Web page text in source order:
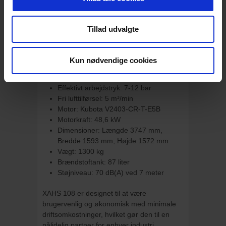
Tillad udvalgte
Kun nødvendige cookies
beskytter interne komponenter og
bevarer maskinens udseende.
Brugervenlig: Lang serviceinterval og
nem vedligeholdelse med spin-on filtre
Tekniske specifikationer:
Effektivt arbejdstryk: 7-12 bar
Fri lufttilførsel: 5 m³/min
Motor: Kubota V2403-CR-T-E5B
Motorkraft: 48,6 kW
Dimensioner: Længde 3747 mm,
Bredde 1593 mm, Højde 1572 mm
Vægt: 1300 kg
Brændstoftank: 87 liter
Støjniveau: 70 dB(A) ved 7 meter
XAHS 108 er designet til at være
brugervenlig og økonomisk med minimale
driftsomkostninger, hvilket gør den til en